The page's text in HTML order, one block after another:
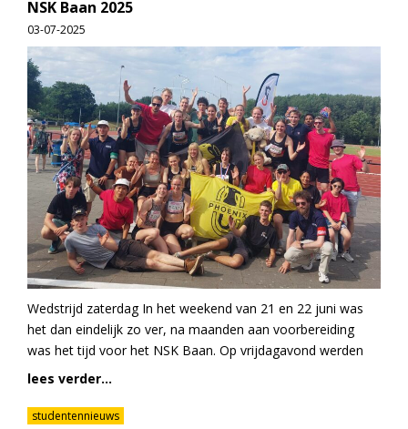
NSK Baan 2025
03-07-2025
Wedstrijd zaterdag In het weekend van 21 en 22 juni was
het dan eindelijk zo ver, na maanden aan voorbereiding
was het tijd voor het NSK Baan. Op vrijdagavond werden
lees verder...
studentennieuws